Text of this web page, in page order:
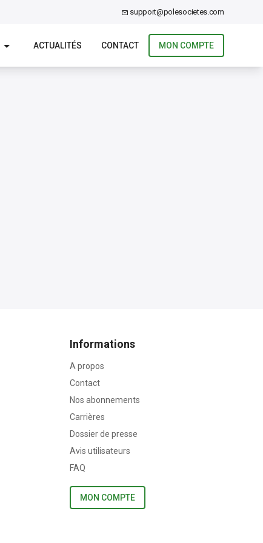
support@polesocietes.com
ACTUALITÉS CONTACT MON COMPTE
Informations
A propos
Contact
Nos abonnements
Carrières
Dossier de presse
Avis utilisateurs
FAQ
MON COMPTE